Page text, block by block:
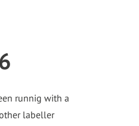
runnig with a
labeller